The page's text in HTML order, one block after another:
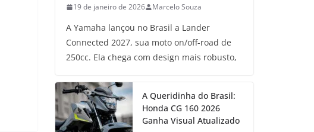
19 de janeiro de 2026 Marcelo Souza
A Yamaha lançou no Brasil a Lander
Connected 2027, sua moto on/off-road de
250cc. Ela chega com design mais robusto,
A Queridinha do Brasil:
Honda CG 160 2026
Ganha Visual Atualizado